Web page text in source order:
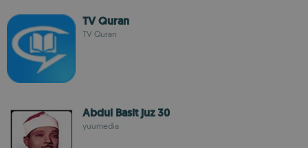
TV Quran
TV Quran
Abdul Basit juz 30
yuumedia